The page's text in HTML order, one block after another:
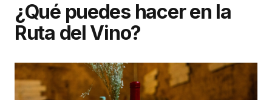
¿Qué puedes hacer en la
Ruta del Vino?